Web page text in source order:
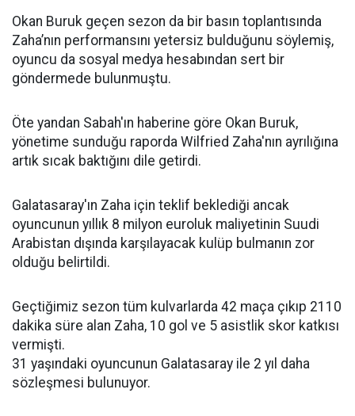
Okan Buruk geçen sezon da bir basın toplantısında
Zaha’nın performansını yetersiz bulduğunu söylemiş,
oyuncu da sosyal medya hesabından sert bir
göndermede bulunmuştu.
Öte yandan Sabah'ın haberine göre Okan Buruk,
yönetime sunduğu raporda Wilfried Zaha'nın ayrılığına
artık sıcak baktığını dile getirdi.
Galatasaray'ın Zaha için teklif beklediği ancak
oyuncunun yıllık 8 milyon euroluk maliyetinin Suudi
Arabistan dışında karşılayacak kulüp bulmanın zor
olduğu belirtildi.
Geçtiğimiz sezon tüm kulvarlarda 42 maça çıkıp 2110
dakika süre alan Zaha, 10 gol ve 5 asistlik skor katkısı
vermişti.
31 yaşındaki oyuncunun Galatasaray ile 2 yıl daha
sözleşmesi bulunuyor.